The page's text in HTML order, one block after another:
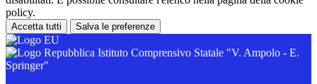
policy.
Accetta tutti Salva le preferenze
Istituto Comprensivo Statale "V. Ampolo - E.
Springer"